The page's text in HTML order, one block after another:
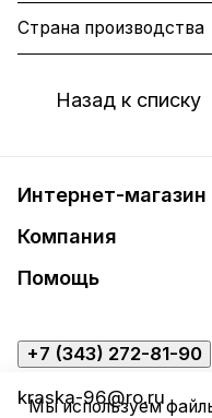
Страна производства
Назад к списку
Интернет-магазин
Компания
Помощь
+7 (343) 272-81-90
kraska-96@ro.ru
Мы используем